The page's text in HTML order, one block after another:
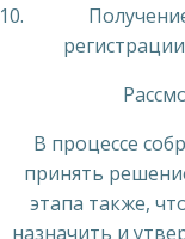
В процессе
принять
этапа также,
назначить и